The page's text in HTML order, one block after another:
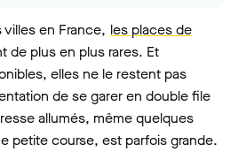
en France, les places de
de plus en plus rares. Et
elles ne le restent pas
de se garer en double file
allumés, même quelques
petite course, est parfois grande.